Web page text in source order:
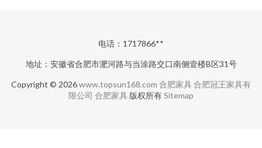
电话：1717866**
地址：安徽省合肥市淝河路与当涂路交口南侧壹楼B区31号
Copyright © 2026www.topsun168.com 合肥家具合肥冠王家具有
限公司 合肥家具 版权所有Sitemap